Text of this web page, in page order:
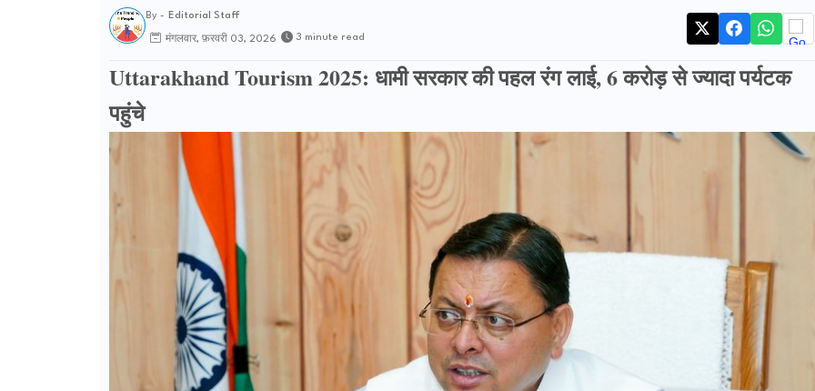
By - Editorial Staff
मंगलवार, फ़रवरी 03, 2026 3 minute read
Uttarakhand Tourism 2025: धामी सरकार की पहल रंग लाई, 6 करोड़ से ज्यादा पर्यटक
पहुंचे